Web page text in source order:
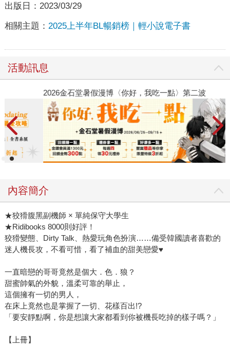
出版日： 2023/03/29
相關主題： 2025上半年BL暢銷榜｜輕小說電子書
活動訊息
2026金石堂暑假漫博〈你好，我吃一點〉第二波
內容簡介
★狡猾腹黑副機師 × 單純保守大學生
★Ridibooks 8000則好評！
狡猾變態、Dirty Talk、熱愛玩角色扮演……備受韓國讀者喜歡的
迷人機長攻，不看可惜，看了補血的甜美戀愛♥
一直暗戀的哥哥竟然是個大．色．狼？
甜蜜帥氣的外貌，溫柔可靠的舉止，
這個擁有一切的男人，
在床上竟然也是掌握了一切、花樣百出!?
「要安靜點啊，你是想讓大家都看到你被機長吃掉的樣子嗎？」
【上冊】